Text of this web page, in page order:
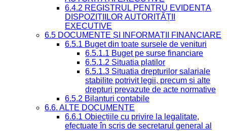
6.4.2 REGISTRUL PENTRU EVIDENȚA
DISPOZIȚIILOR AUTORITĂȚII
EXECUTIVE
6.5 DOCUMENTE ȘI INFORMAȚII FINANCIARE
6.5.1 Buget din toate sursele de venituri
6.5.1.1 Buget pe surse financiare
6.5.1.2 Situatia platilor
6.5.1.3 Situatia drepturilor salariale
stabilite potrivit legii, precum si alte
drepturi prevazute de acte normative
6.5.2 Bilanturi contabile
6.6. ALTE DOCUMENTE
6.6.1 Obiecțiile cu privire la legalitate,
efectuate în scris de secretarul general al